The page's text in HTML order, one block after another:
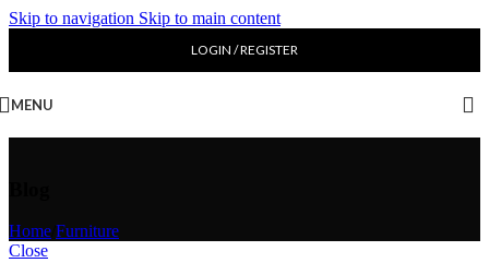
Skip to navigation Skip to main content
LOGIN / REGISTER
MENU
Home Furniture
Close